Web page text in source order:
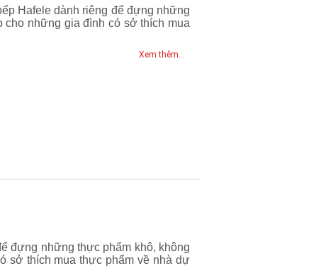
Hafele dành riêng để đựng những
cho những gia đình có sở thích mua
Xem thêm...
đựng những thực phẩm khô, không
sở thích mua thực phẩm về nhà dự